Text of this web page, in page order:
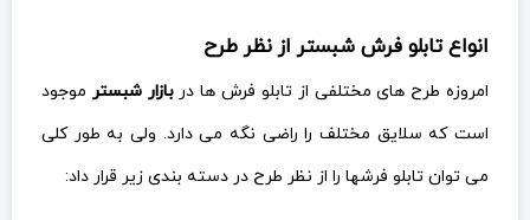
انواع تابلو فرش شبستر از نظر طرح
امروزه طرح های مختلفی از تابلو فرش ها دربازار شبستر موجود
است که سلایق مختلف را راضی نگه می دارد. ولی به طور کلی
می توان تابلو فرشها را از نظر طرح در دسته بندی زیر قرار داد: